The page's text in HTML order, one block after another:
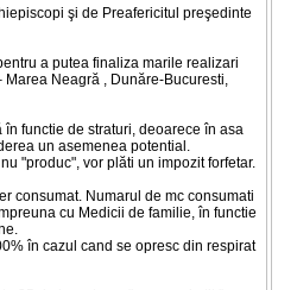
şi de Preafericitul preşedinte
a putea finaliza marile realizari
Neagră , Dunăre-Bucuresti,
functie de straturi, deoarece în asa
un asemenea potential.
"produc", vor plăti un impozit forfetar.
consumat. Numarul de mc consumati
cu Medicii de familie, în functie
în cazul cand se opresc din respirat